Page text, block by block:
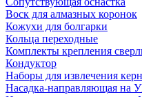
Воск для алмазных коронок
Кожухи для болгарки
Кольца переходные
Комплекты крепления
Кондуктор
Наборы для извлечения
Насадка-направляющая на